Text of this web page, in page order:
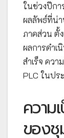
ในช่วงปีกา
ผลลัพธ์ที่น่า
ภาคส่วน ตั้
ผลการดำเ
สำเร็จ คว
PLC ในปร
ความ
ของชุ